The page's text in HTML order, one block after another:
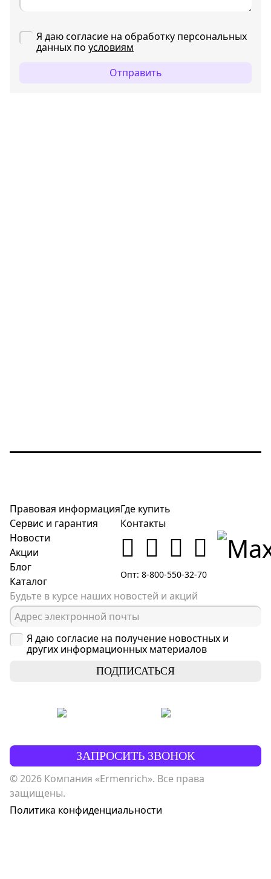
Я даю согласие на обработку персональных
данных по условиям
Отправить
Правовая информация
Сервис и гарантия
Новости
Акции
Блог
Каталог
Где купить
Контакты
Опт: 8-800-550-32-70
Будьте в курсе наших новостей и акций
Я даю согласие на получение новостных и
других информационных материалов
ПОДПИСАТЬСЯ
ЗАПРОСИТЬ ЗВОНОК
© 2026 Компания «Ermenrich». Все права
защищены.
Политика конфиденциальности